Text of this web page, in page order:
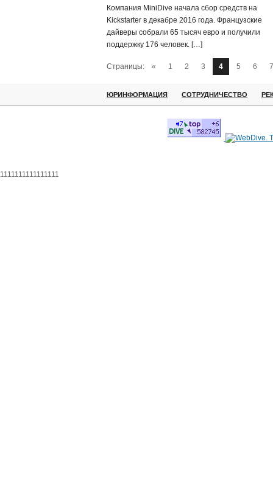
Компания MiniDive начала сбор средств на
Kickstarter в декабре 2016 года. Французские
дайверы собрали 65 тысяч евро и получили
поддержку 176 человек. […]
Страницы: « 1 2 3 4 5 6 7
ЮРИНФОРМАЦИЯ СОТРУДНИЧЕСТВО
1111111111111111